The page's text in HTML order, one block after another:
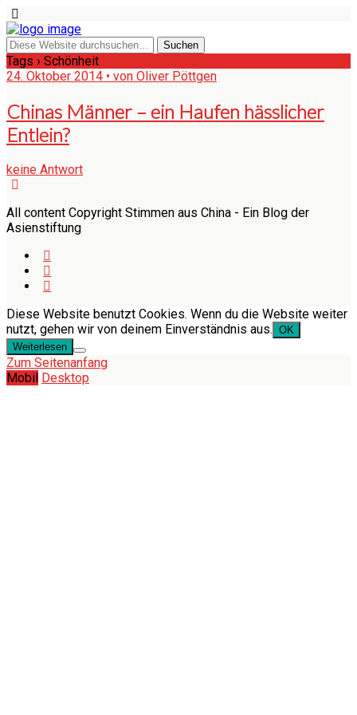
Tags › Schönheit
24. Oktober 2014 • von Oliver Pöttgen
Chinas Männer – ein Haufen hässlicher
Entlein?
keine Antwort
All content Copyright Stimmen aus China - Ein Blog der
Asienstiftung
Diese Website benutzt Cookies. Wenn du die Website weiter
nutzt, gehen wir von deinem Einverständnis aus. OK
Weiterlesen
Zum Seitenanfang
Mobil Desktop